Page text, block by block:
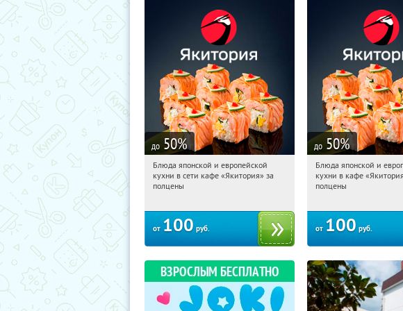
до 50%
12:00:21 Купили:
Блюда японской и европейской
кухни в сети кафе «Якитория» за
полцены
от 100 руб.
до 50%
12:00:21
Блюда японской и
кухни в кафе
полцены
от 100 руб.